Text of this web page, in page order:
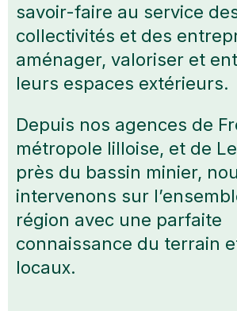
savoir-faire au service
collectivités et des
aménager, valoriser et
leurs espaces extérieurs.
Depuis nos agences de
métropole lilloise, et de
près du bassin minier,
intervenons sur
région avec une parfaite
connaissance du terrain
locaux.